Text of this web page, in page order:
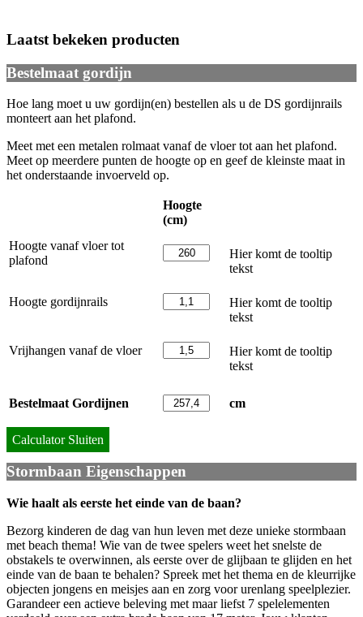
Laatst bekeken producten
Bestelmaat gordijn
Hoe lang moet u uw gordijn(en) bestellen als u de DS gordijnrails
monteert aan het plafond.
Meet met een metalen rolmaat vanaf de vloer tot aan het plafond.
Meet op meerdere punten de hoogte op en geef de kleinste maat in
het onderstaande invoerveld op.
Hoogte
(cm)
Hoogte vanaf vloer tot
plafond
Hier komt de tooltip
tekst
Hoogte gordijnrails
Hier komt de tooltip
tekst
Vrijhangen vanaf de vloer
Hier komt de tooltip
tekst
Bestelmaat Gordijnen cm
Calculator Sluiten
Stormbaan Eigenschappen
Wie haalt als eerste het einde van de baan?
Bezorg kinderen de dag van hun leven met deze unieke stormbaan
met beach thema! Wie van de twee spelers weet het snelste de
obstakels te overwinnen, als eerste over de glijbaan te glijden en het
einde van de baan te behalen? Spreek met het thema en de kleurrijke
objecten jongens en meisjes aan en zorg voor urenlang speelplezier.
Garandeer een actieve beleving met maar liefst 7 spelelementen